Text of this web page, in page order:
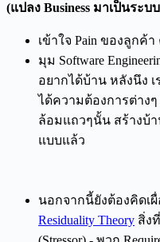
(แปลง Business มาเป็นระบ
เข้าใจ Pain ของลูกค้า
มุม Software
อยากได้บ้าน หลังนึง
ได้ความต้องการต่างๆ
ล้อมแถวๆนั้น สร้างบ้
แบบแล้ว
นอกจากนี้ยังต้องคิดเ
Residuality Theory สิ่ง